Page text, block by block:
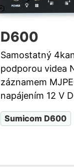
D600
Samostatný
podporou videa
záznamem
napájením 12 V
Sumicom D600